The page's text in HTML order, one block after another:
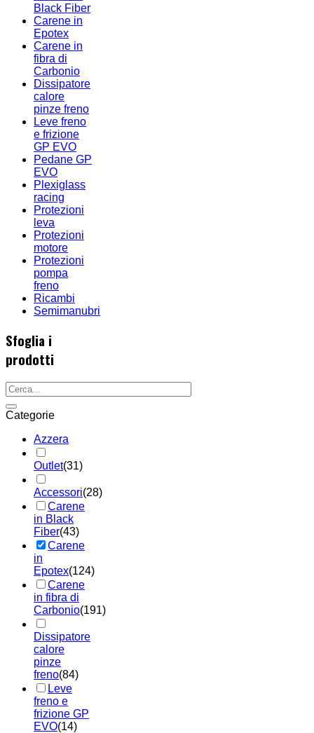
Black Fiber
Carene in
Epotex
Carene in
fibra di
Carbonio
Dissipatore
calore
pinze freno
Leve freno
e frizione
GP EVO
Pedane GP
EVO
Plexiglass
racing
Protezioni
leva
Protezioni
motore
Protezioni
pompa
freno
Ricambi
Semimanubri
Sfoglia i
prodotti
Categorie
Azzera
Outlet(31)
Accessori(28)
Carene
in Black
Fiber(43)
Carene
in
Epotex(124)
Carene
in fibra di
Carbonio(191)
Dissipatore
calore
pinze
freno(84)
Leve
freno e
frizione GP
EVO(14)